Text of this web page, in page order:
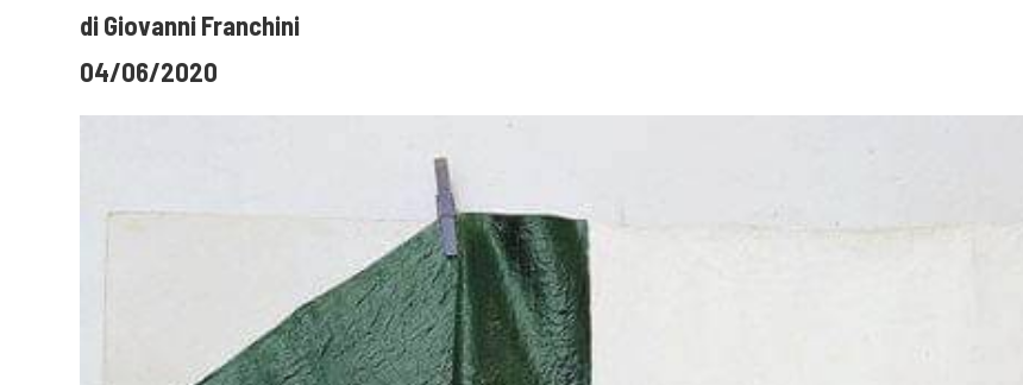
di Giovanni Franchini
04/06/2020